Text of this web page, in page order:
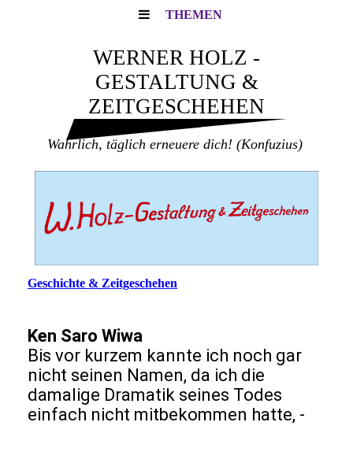
THEMEN
WERNER HOLZ -
GESTALTUNG &
ZEITGESCHEHEN
Wahrlich, täglich erneuere dich! (Konfuzius)
Geschichte & Zeitgeschehen
Ken Saro Wiwa
Bis vor kurzem kannte ich noch gar
nicht seinen Namen, da ich die
damalige Dramatik seines Todes
einfach nicht mitbekommen hatte, -